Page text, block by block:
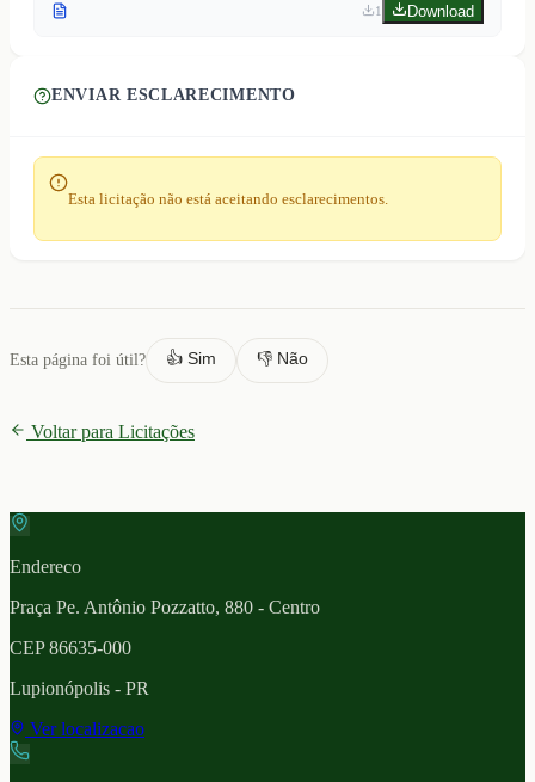
1 Download
ENVIAR ESCLARECIMENTO
Esta licitação não está aceitando esclarecimentos.
Esta página foi útil? 👍 Sim 👎 Não
Voltar para Licitações
Endereco
Praça Pe. Antônio Pozzatto, 880 - Centro
CEP86635-000
Lupionópolis - PR
Ver localizacao